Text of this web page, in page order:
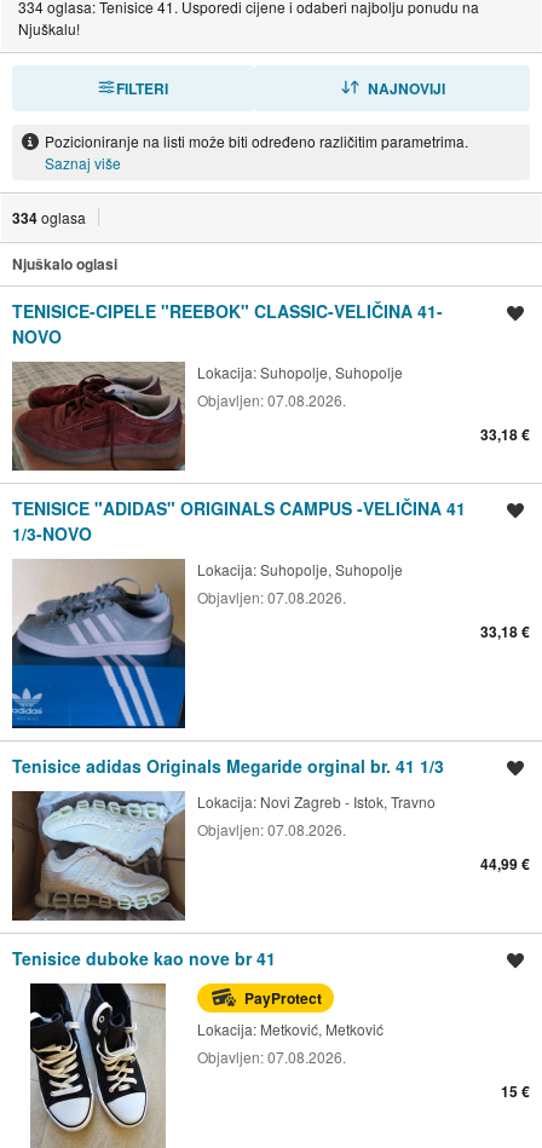
334 oglasa: Tenisice 41. Usporedi cijene i odaberi najbolju ponudu na
Njuškalu!
FILTERI NAJNOVIJI
Pozicioniranje na listi može biti određeno različitim parametrima.
Saznaj više
334oglasa
Njuškalo oglasi
TENISICE-CIPELE "REEBOK" CLASSIC-VELIČINA 41-
NOVO
Lokacija:Suhopolje, Suhopolje
Objavljen:07.08.2026.
33,18 €
TENISICE "ADIDAS" ORIGINALS CAMPUS -VELIČINA 41
1/3-NOVO
Lokacija:Suhopolje, Suhopolje
Objavljen:07.08.2026.
33,18 €
Tenisice adidas Originals Megaride orginal br. 41 1/3
Lokacija: Novi Zagreb - Istok, Travno
Objavljen:07.08.2026.
44,99 €
Tenisice duboke kao nove br 41
PayProtect
Lokacija: Metković, Metković
Objavljen:07.08.2026.
15 €